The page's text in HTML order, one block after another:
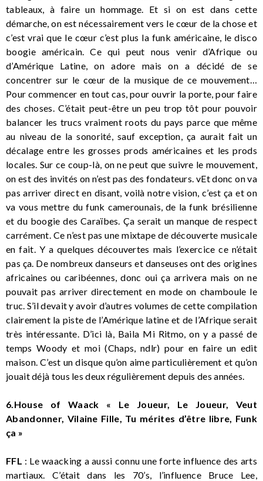
tableaux, à faire un hommage. Et si on est dans cette
démarche, on est nécessairement vers le cœur de la chose et
c’est vrai que le cœur c’est plus la funk américaine, le disco
boogie américain. Ce qui peut nous venir d’Afrique ou
d’Amérique Latine, on adore mais on a décidé de se
concentrer sur le cœur de la musique de ce mouvement…
Pour commencer en tout cas, pour ouvrir la porte, pour faire
des choses. C’était peut-être un peu trop tôt pour pouvoir
balancer les trucs vraiment roots du pays parce que même
au niveau de la sonorité, sauf exception, ça aurait fait un
décalage entre les grosses prods américaines et les prods
locales. Sur ce coup-là, on ne peut que suivre le mouvement,
on est des invités on n’est pas des fondateurs. vEt donc on va
pas arriver direct en disant, voilà notre vision, c’est ça et on
va vous mettre du funk camerounais, de la funk brésilienne
et du boogie des Caraïbes. Ça serait un manque de respect
carrément. Ce n’est pas une mixtape de découverte musicale
en fait. Y a quelques découvertes mais l’exercice ce n’était
pas ça. De nombreux danseurs et danseuses ont des origines
africaines ou caribéennes, donc oui ça arrivera mais on ne
pouvait pas arriver directement en mode on chamboule le
truc. S’il devait y avoir d’autres volumes de cette compilation
clairement la piste de l’Amérique latine et de l’Afrique serait
très intéressante. D’ici là, Baila Mi Ritmo, on y a passé de
temps Woody et moi (Chaps, ndlr) pour en faire un edit
maison. C’est un disque qu’on aime particulièrement et qu’on
jouait déjà tous les deux régulièrement depuis des années.
6.House of Waack « Le Joueur, Le Joueur, Veut
Abandonner, Vilaine Fille, Tu mérites d’être libre, Funk
ça »
FFL : Le waacking a aussi connu une forte influence des arts
martiaux. C’était dans les 70’s, l’influence Bruce Lee,